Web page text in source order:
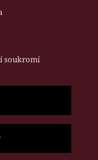
soukromí